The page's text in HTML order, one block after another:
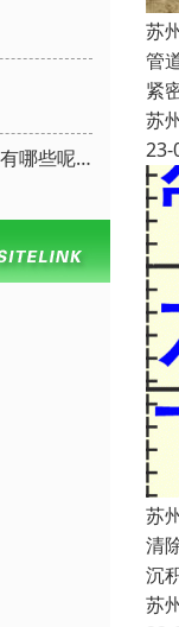
地下漏水的检测方法有哪些？探测方法有哪些呢？
苏
管
紧
苏
23-
苏
清
沉
苏